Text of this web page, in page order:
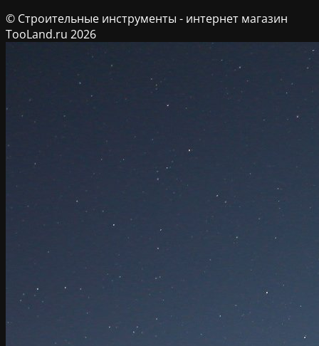
© Строительные инструменты - интернет магазин
TooLand.ru 2026